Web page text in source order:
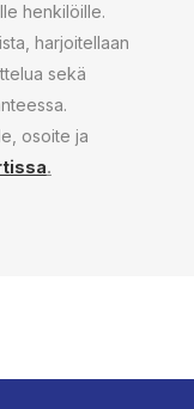
henkilöille.
harjoitellaan
sekä
osoite ja
.